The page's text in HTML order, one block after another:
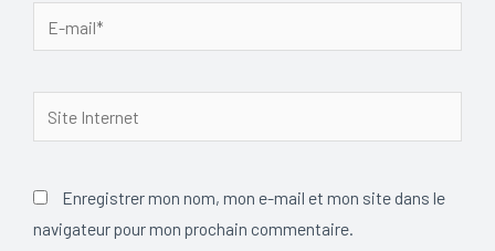
mail*
Internet
Enregistrer mon nom, mon e-mail et mon site dans le
navigateur pour mon prochain commentaire.